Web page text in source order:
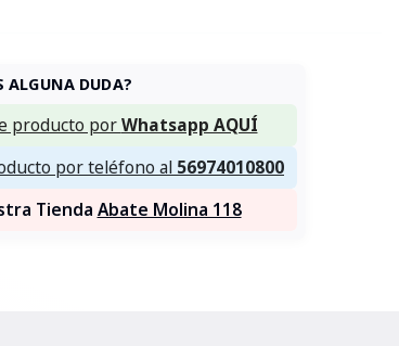
ALGUNA DUDA?
producto porWhatsapp AQUÍ
por teléfono al 56974010800
Tienda Abate Molina 118